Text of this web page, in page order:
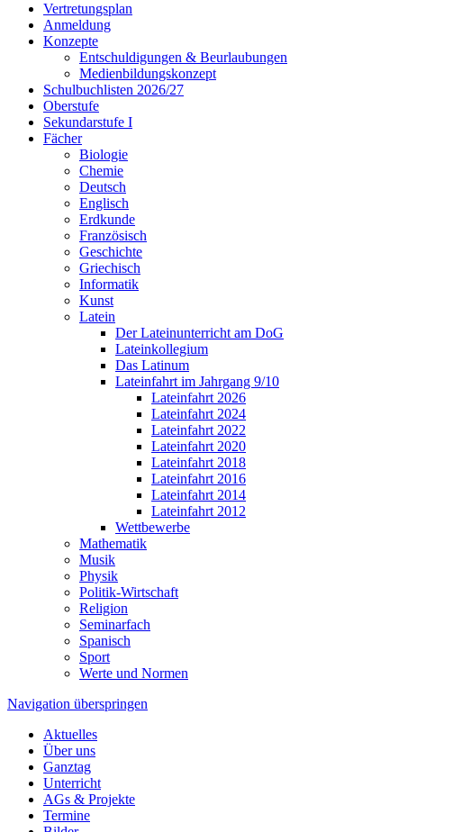
Vertretungsplan
Anmeldung
Konzepte
Entschuldigungen & Beurlaubungen
Medienbildungskonzept
Schulbuchlisten 2026/27
Oberstufe
Sekundarstufe I
Fächer
Biologie
Chemie
Deutsch
Englisch
Erdkunde
Französisch
Geschichte
Griechisch
Informatik
Kunst
Latein
Der Lateinunterricht am DoG
Lateinkollegium
Das Latinum
Lateinfahrt im Jahrgang 9/10
Lateinfahrt 2026
Lateinfahrt 2024
Lateinfahrt 2022
Lateinfahrt 2020
Lateinfahrt 2018
Lateinfahrt 2016
Lateinfahrt 2014
Lateinfahrt 2012
Wettbewerbe
Mathematik
Musik
Physik
Politik-Wirtschaft
Religion
Seminarfach
Spanisch
Sport
Werte und Normen
Navigation überspringen
Aktuelles
Über uns
Ganztag
Unterricht
AGs & Projekte
Termine